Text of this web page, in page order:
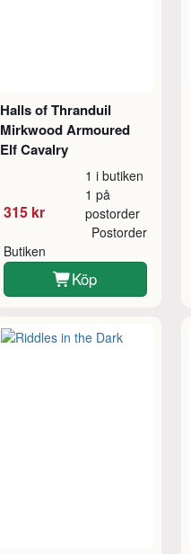
Halls of Thranduil
Mirkwood Armoured
Elf Cavalry
315 kr
1 i butiken
1 på
postorder
Butiken
Postorder
Köp